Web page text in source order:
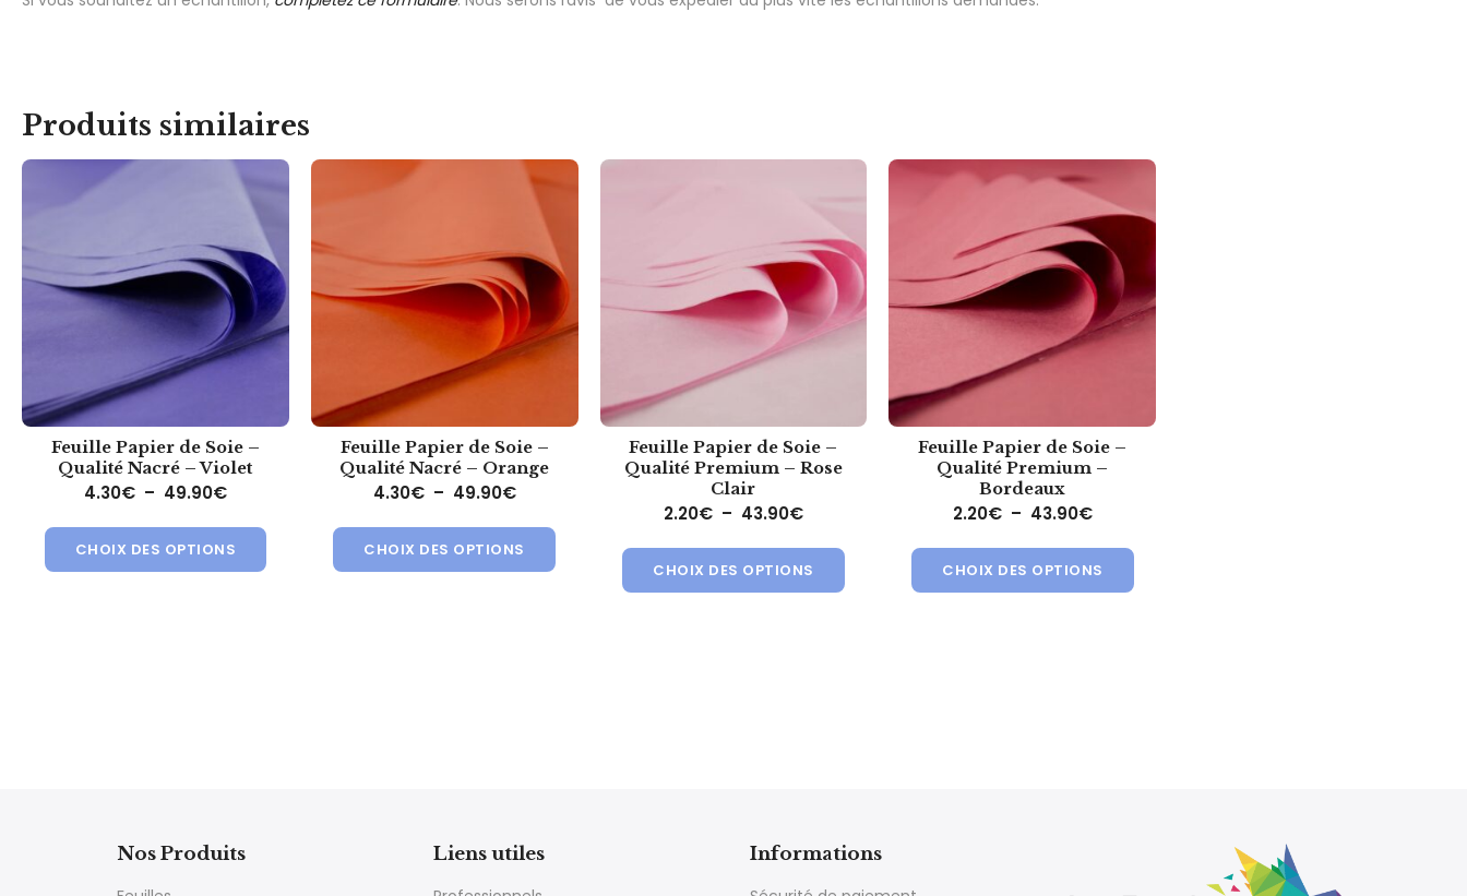
Produits similaires
Feuille Papier de Soie –
Qualité Nacré – Violet
4.30€ – 49.90€Plage de prix : 4.30€ à 49.90€
CHOIX DES OPTIONS
Ce produit a plusieurs variations. Les options peuvent être choisies sur la page du produit
Feuille Papier de Soie –
Qualité Nacré – Orange
4.30€ – 49.90€Plage de prix : 4.30€ à 49.90€
CHOIX DES OPTIONS
Ce produit a plusieurs variations. Les options peuvent être choisies sur la page du produit
Feuille Papier de Soie –
Qualité Premium – Rose
Clair
2.20€ – 43.90€Plage de prix : 2.20€ à 43.90€
CHOIX DES OPTIONS
Ce produit a plusieurs variations. Les options peuvent être choisies sur la page
Feuille Papier de Soie –
Qualité Premium –
Bordeaux
2.20€ – 43.90€Plage de prix : 2.20€ à 43.90€
CHOIX DES OPTIONS
Ce produit a plusieurs variations. Les
Nos Produits Liens utiles Informations